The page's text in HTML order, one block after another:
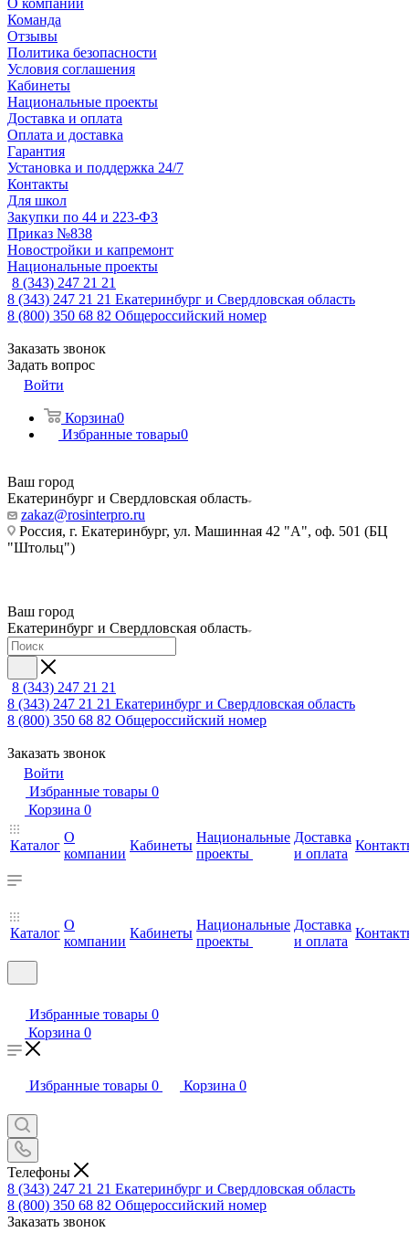
О компании
Команда
Отзывы
Политика безопасности
Условия соглашения
Кабинеты
Национальные проекты
Доставка и оплата
Оплата и доставка
Гарантия
Установка и поддержка 24/7
Контакты
Для школ
Закупки по 44 и 223-ФЗ
Приказ №838
Новостройки и капремонт
Национальные проекты
8 (343) 247 21 21
8 (343) 247 21 21 Екатеринбург и Свердловская область
8 (800) 350 68 82 Общероссийский номер
Заказать звонок
Задать вопрос
Войти
Корзина0
Избранные товары0
Ваш город
Екатеринбург и Свердловская область
zakaz@rosinterpro.ru
Россия, г. Екатеринбург, ул. Машинная 42 "А", оф. 501 (БЦ
"Штольц")
Ваш город
Екатеринбург и Свердловская область
8 (343) 247 21 21
8 (343) 247 21 21 Екатеринбург и Свердловская область
8 (800) 350 68 82 Общероссийский номер
Заказать звонок
Войти
Избранные товары 0
Корзина 0
Каталог
О
компании
Кабинеты
Национальные
проекты
Доставка
и оплата
Каталог
О
компании
Кабинеты
Национальные
проекты
Доставка
и оплата
Избранные товары 0
Корзина 0
Избранные товары 0 Корзина 0
Телефоны
8 (343) 247 21 21 Екатеринбург и Свердловская область
8 (800) 350 68 82 Общероссийский номер
Заказать звонок